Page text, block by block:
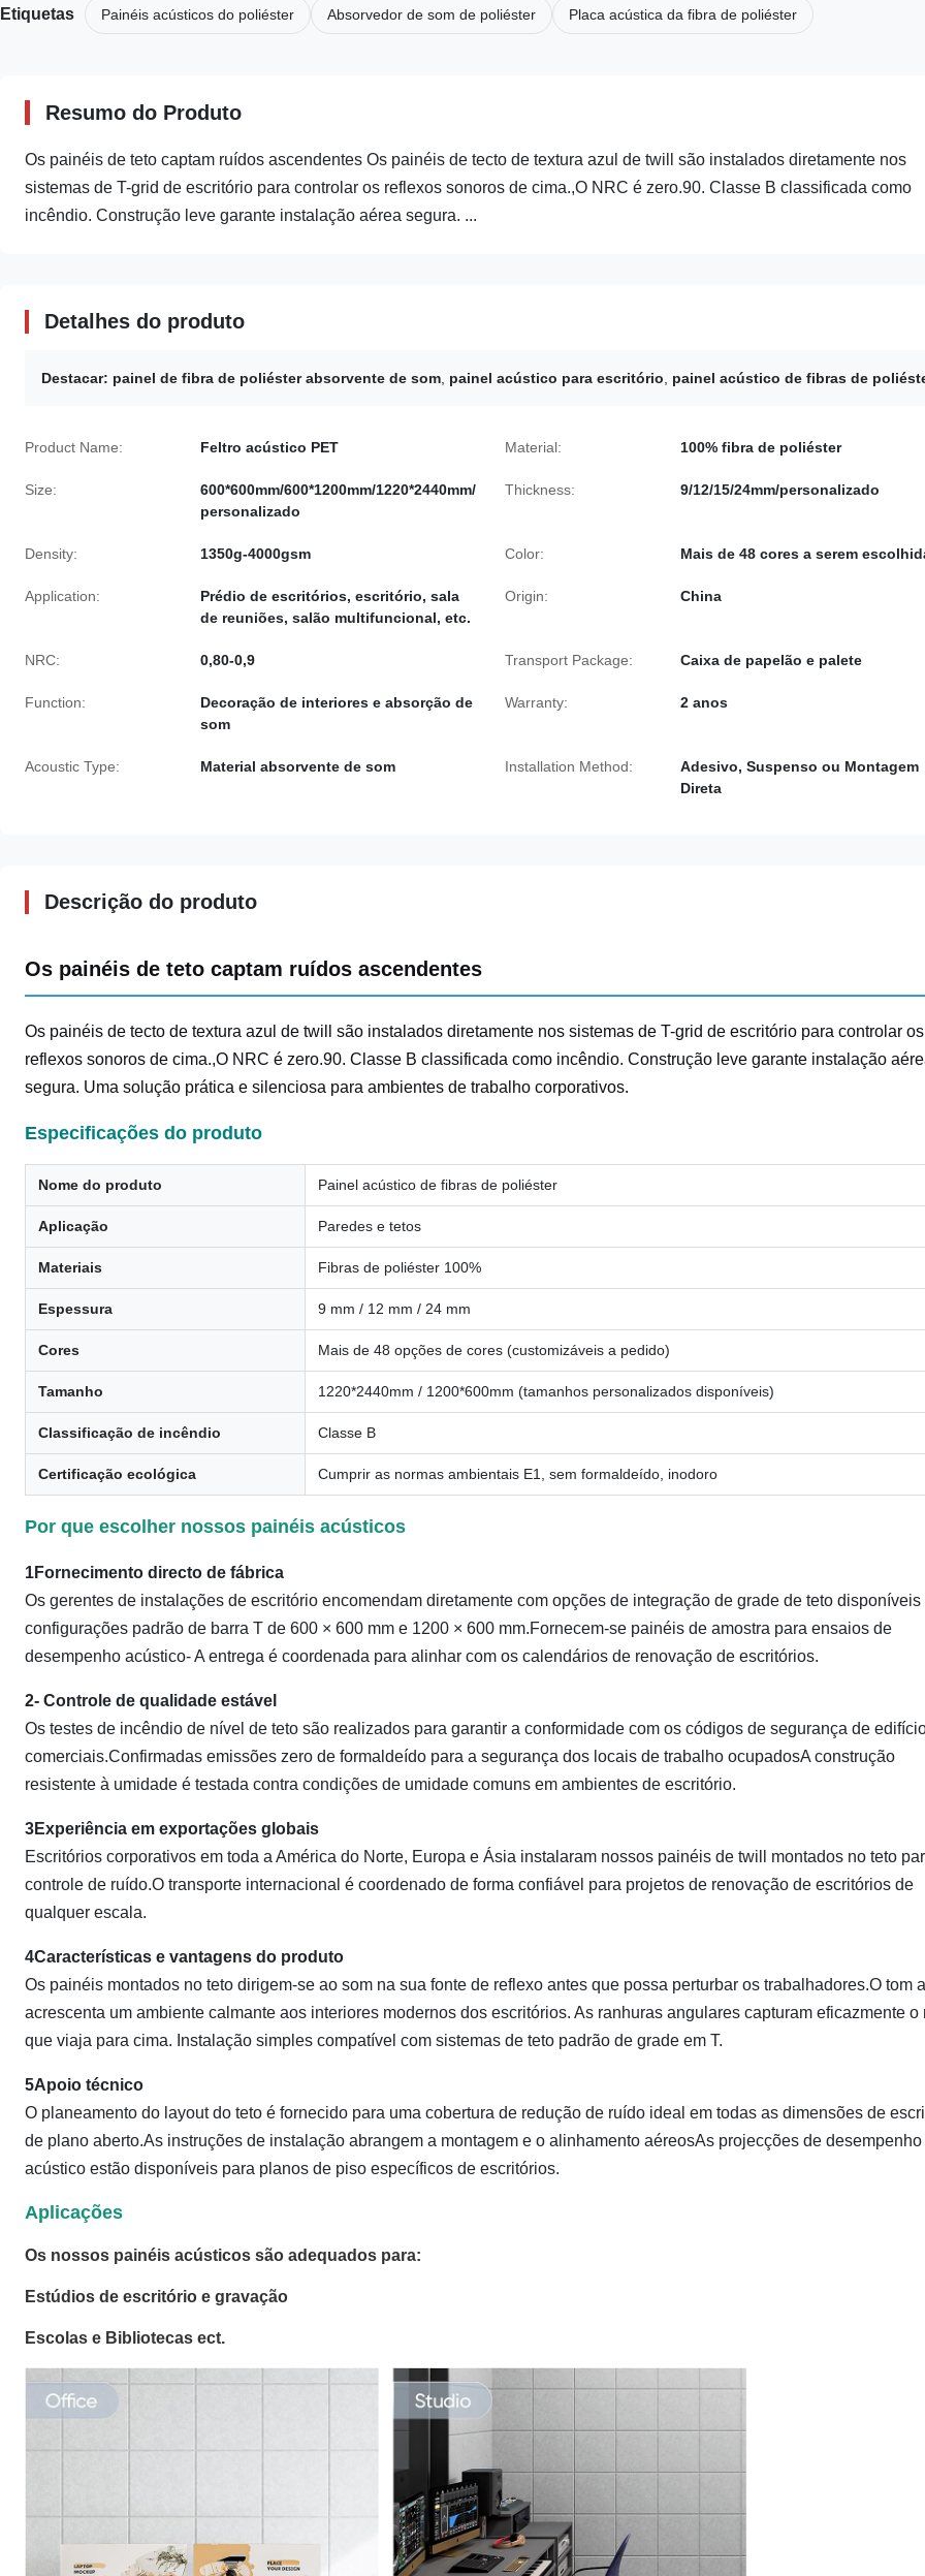
Etiquetas Painéis acústicos do poliéster Absorvedor de som de poliéster Placa acústica da fibra de poliéster
Resumo do Produto
Os painéis de teto captam ruídos ascendentes Os painéis de tecto de textura azul de twill são instalados diretamente nos
sistemas de T-grid de escritório para controlar os reflexos sonoros de cima.,O NRC é zero.90. Classe B classificada como
incêndio. Construção leve garante instalação aérea segura. ...
Detalhes do produto
Destacar: painel de fibra de poliéster absorvente de som painel acústico para escritório painel acústico de fibras de
Product Name: Feltro acústico PET Material: 100% fibra de poliéster
Size:
600*600mm/600*1200mm/1220*2440mm/
personalizado
Thickness: 9/12/15/24mm/personalizado
Density: 1350g-4000gsm Color: Mais de 48 cores a serem
Application:
Prédio de escritórios, escritório, sala
de reuniões, salão multifuncional, etc.
Origin: China
NRC: 0,80-0,9 Transport Package: Caixa de papelão e palete
Function:
Decoração de interiores e absorção de
som
Warranty: 2 anos
Acoustic Type: Material absorvente de som Installation Method:
Adesivo, Suspenso ou Montagem
Direta
Descrição do produto
Os painéis de teto captam ruídos ascendentes
Os painéis de tecto de textura azul de twill são instalados diretamente nos sistemas de T-grid de escritório para controlar os
reflexos sonoros de cima.,O NRC é zero.90. Classe B classificada como incêndio. Construção leve garante instalação
segura. Uma solução prática e silenciosa para ambientes de trabalho corporativos.
Especificações do produto
Nome do produto Painel acústico de fibras de poliéster
Aplicação Paredes e tetos
Materiais Fibras de poliéster 100%
Espessura 9 mm / 12 mm / 24 mm
Cores Mais de 48 opções de cores (customizáveis a pedido)
Tamanho 1220*2440mm / 1200*600mm (tamanhos personalizados disponíveis)
Classificação de incêndio Classe B
Certificação ecológica Cumprir as normas ambientais E1, sem formaldeído, inodoro
Por que escolher nossos painéis acústicos
1Fornecimento directo de fábrica
Os gerentes de instalações de escritório encomendam diretamente com opções de integração de grade de teto disponíveis
configurações padrão de barra T de 600 × 600 mm e 1200 × 600 mm.Fornecem-se painéis de amostra para ensaios de
desempenho acústico- A entrega é coordenada para alinhar com os calendários de renovação de escritórios.
2- Controle de qualidade estável
Os testes de incêndio de nível de teto são realizados para garantir a conformidade com os códigos de segurança de
comerciais.Confirmadas emissões zero de formaldeído para a segurança dos locais de trabalho ocupadosA construção
resistente à umidade é testada contra condições de umidade comuns em ambientes de escritório.
3Experiência em exportações globais
Escritórios corporativos em toda a América do Norte, Europa e Ásia instalaram nossos painéis de twill montados no teto
controle de ruído.O transporte internacional é coordenado de forma confiável para projetos de renovação de escritórios de
qualquer escala.
4Características e vantagens do produto
Os painéis montados no teto dirigem-se ao som na sua fonte de reflexo antes que possa perturbar os trabalhadores.O tom
acrescenta um ambiente calmante aos interiores modernos dos escritórios. As ranhuras angulares capturam eficazmente o
que viaja para cima. Instalação simples compatível com sistemas de teto padrão de grade em T.
5Apoio técnico
O planeamento do layout do teto é fornecido para uma cobertura de redução de ruído ideal em todas as dimensões de
de plano aberto.As instruções de instalação abrangem a montagem e o alinhamento aéreosAs projecções de desempenho
acústico estão disponíveis para planos de piso específicos de escritórios.
Aplicações
Os nossos painéis acústicos são adequados para:
Estúdios de escritório e gravação
Escolas e Bibliotecas ect.